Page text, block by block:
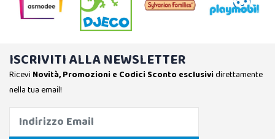
ISCRIVITI ALLA NEWSLETTER
Ricevi Novità, Promozioni e Codici Sconto esclusividirettamente
nella tua email!